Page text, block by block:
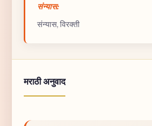
संन्यास:
संन्यास, विरक्ती
मराठी अनुवाद